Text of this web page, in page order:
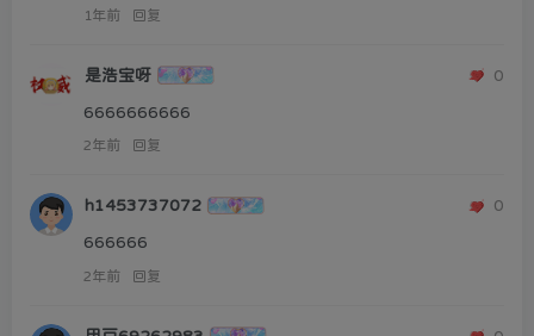
1年前 回复
是浩宝呀 0
6666666666
2年前 回复
h1453737072 0
666666
2年前 回复